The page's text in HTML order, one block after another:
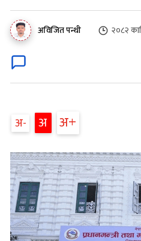
अविजित पन्थी २०८२
अ अ अ